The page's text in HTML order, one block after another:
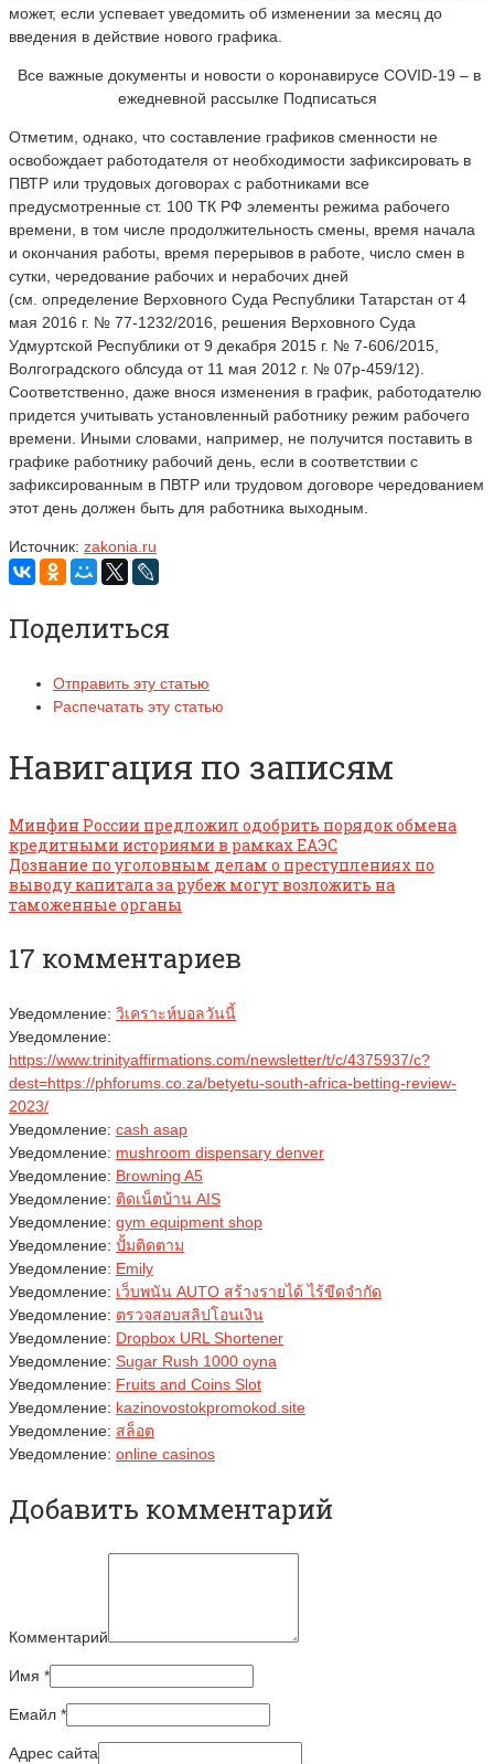
может, если успевает уведомить об изменении за месяц до
введения в действие нового графика.
Все важные документы и новости о коронавирусе COVID-19 – в
ежедневной рассылке Подписаться
Отметим, однако, что составление графиков сменности не
освобождает работодателя от необходимости зафиксировать в
ПВТР или трудовых договорах с работниками все
предусмотренные ст. 100 ТК РФ элементы режима рабочего
времени, в том числе продолжительность смены, время начала
и окончания работы, время перерывов в работе, число смен в
сутки, чередование рабочих и нерабочих дней
(см. определение Верховного Суда Республики Татарстан от 4
мая 2016 г. № 77-1232/2016, решения Верховного Суда
Удмуртской Республики от 9 декабря 2015 г. № 7-606/2015,
Волгоградского облсуда от 11 мая 2012 г. № 07р-459/12).
Соответственно, даже внося изменения в график, работодателю
придется учитывать установленный работнику режим рабочего
времени. Иными словами, например, не получится поставить в
графике работнику рабочий день, если в соответствии с
зафиксированным в ПВТР или трудовом договоре чередованием
этот день должен быть для работника выходным.
Источник: zakonia.ru
Поделиться
Отправить эту статью
Распечатать эту статью
Навигация по записям
Минфин России предложил одобрить порядок обмена
кредитными историями в рамках ЕАЭС
Дознание по уголовным делам о преступлениях по
выводу капитала за рубеж могут возложить на
таможенные органы
17 комментариев
Уведомление: วิเคราะห์บอลวันนี้
Уведомление:
https://www.trinityaffirmations.com/newsletter/t/c/4375937/c?
dest=https://phforums.co.za/betyetu-south-africa-betting-review-
2023/
Уведомление: cash asap
Уведомление: mushroom dispensary denver​
Уведомление: Browning A5
Уведомление: ติดเน็ตบ้าน AIS
Уведомление: gym equipment shop
Уведомление: ปั้มติดตาม
Уведомление: Emily
Уведомление: เว็บพนัน AUTO สร้างรายได้ ไร้ขีดจำกัด
Уведомление: ตรวจสอบสลิปโอนเงิน
Уведомление: Dropbox URL Shortener
Уведомление: Sugar Rush 1000 oyna
Уведомление: Fruits and Coins Slot
Уведомление: kazinovostokpromokod.site
Уведомление: สล็อต
Уведомление: online casinos
Добавить комментарий
Комментарий
Имя *
Емайл *
Адрес сайта